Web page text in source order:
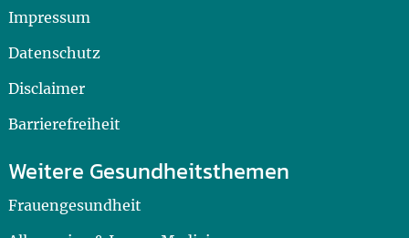
Impressum
Datenschutz
Disclaimer
Barrierefreiheit
Weitere Gesundheitsthemen
Frauengesundheit